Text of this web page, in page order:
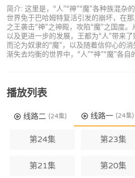
简介: 这里是，“人”“神”“魔”各种族混杂
世界免于巴哈姆特复活引发的崩坏，在
之王袭击“神”之神殿，攻陷“魔”之国度
以及更进一步的发展，王都为“人”带来
而沦为奴隶的“魔”，以及随着信仰心的
渐失去均衡的世界中，“人”“神”“魔”各
播放列表
线路二 (24集) 线路一 (24集)
第24集 第23集
第21集 第20集